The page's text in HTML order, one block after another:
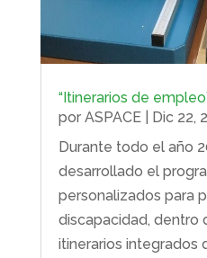
“Itinerarios de
por ASPACE| Dic 22,
Durante todo el año
desarrollado el
personalizados para
discapacidad, dentro
itinerarios integrados